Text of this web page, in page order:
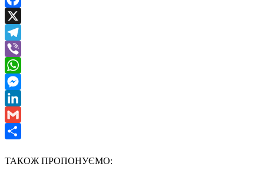
Facebook
X
Telegram
Viber
WhatsApp
Messenger
LinkedIn
Gmail
ТАКОЖ ПРОПОНУЄМО: